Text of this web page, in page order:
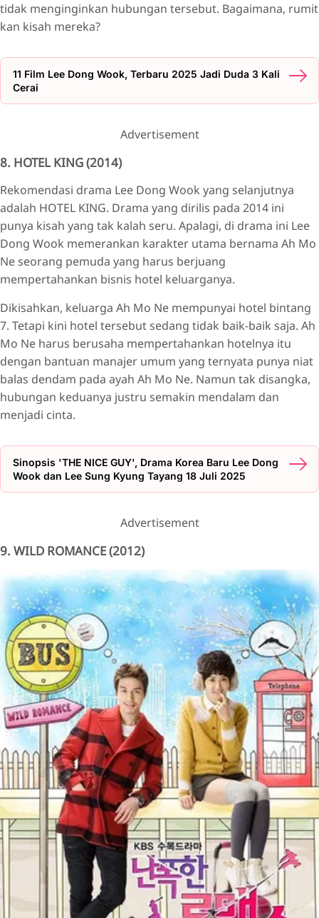
tidak menginginkan hubungan tersebut. Bagaimana, rumit
kan kisah mereka?
11 Film Lee Dong Wook, Terbaru 2025 Jadi Duda 3 Kali
Cerai
Advertisement
8. HOTEL KING (2014)
Rekomendasi drama Lee Dong Wook yang selanjutnya
adalah HOTEL KING. Drama yang dirilis pada 2014 ini
punya kisah yang tak kalah seru. Apalagi, di drama ini Lee
Dong Wook memerankan karakter utama bernama Ah Mo
Ne seorang pemuda yang harus berjuang
mempertahankan bisnis hotel keluarganya.
Dikisahkan, keluarga Ah Mo Ne mempunyai hotel bintang
7. Tetapi kini hotel tersebut sedang tidak baik-baik saja. Ah
Mo Ne harus berusaha mempertahankan hotelnya itu
dengan bantuan manajer umum yang ternyata punya niat
balas dendam pada ayah Ah Mo Ne. Namun tak disangka,
hubungan keduanya justru semakin mendalam dan
menjadi cinta.
Sinopsis 'THE NICE GUY', Drama Korea Baru Lee Dong
Wook dan Lee Sung Kyung Tayang 18 Juli 2025
Advertisement
9. WILD ROMANCE (2012)